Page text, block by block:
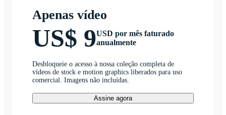
Apenas vídeo
US$ 9USD por mês faturado
anualmente
Desbloqueie o acesso à nossa coleção completa de
vídeos de stock e motion graphics liberados para uso
comercial. Imagens não incluídas.
Assine agora